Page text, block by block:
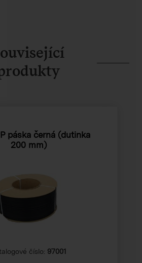
páska černá (dutinka
200 mm)
číslo: 97001